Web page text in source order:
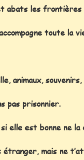
les frontières
toute la
animaux,
pas prisonnier.
est bonne ne la
mais ne